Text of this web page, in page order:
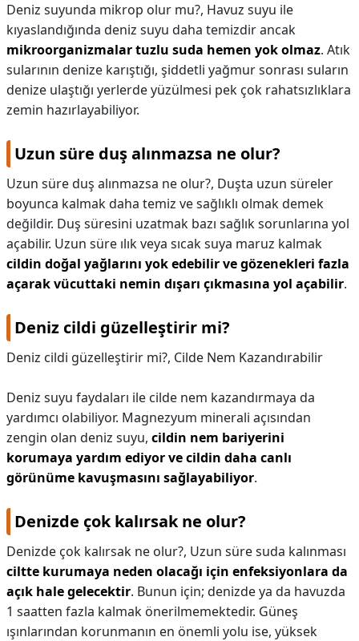
Deniz suyunda mikrop olur mu?, Havuz suyu ile
kıyaslandığında deniz suyu daha temizdir ancak
mikroorganizmalar tuzlu suda hemen yok olmaz. Atık
sularının denize karıştığı, şiddetli yağmur sonrası suların
denize ulaştığı yerlerde yüzülmesi pek çok rahatsızlıklara
zemin hazırlayabiliyor.
Uzun süre duş alınmazsa ne olur?
Uzun süre duş alınmazsa ne olur?, Duşta uzun süreler
boyunca kalmak daha temiz ve sağlıklı olmak demek
değildir. Duş süresini uzatmak bazı sağlık sorunlarına yol
açabilir. Uzun süre ılık veya sıcak suya maruz kalmak
cildin doğal yağlarını yok edebilir ve gözenekleri fazla
açarak vücuttaki nemin dışarı çıkmasına yol açabilir.
Deniz cildi güzelleştirir mi?
Deniz cildi güzelleştirir mi?, Cilde Nem Kazandırabilir
Deniz suyu faydaları ile cilde nem kazandırmaya da
yardımcı olabiliyor. Magnezyum minerali açısından
zengin olan deniz suyu, cildin nem bariyerini
korumaya yardım ediyor ve cildin daha canlı
görünüme kavuşmasını sağlayabiliyor.
Denizde çok kalırsak ne olur?
Denizde çok kalırsak ne olur?, Uzun süre suda kalınması
ciltte kurumaya neden olacağı için enfeksiyonlara da
açık hale gelecektir. Bunun için; denizde ya da havuzda
1 saatten fazla kalmak önerilmemektedir. Güneş
ışınlarından korunmanın en önemli yolu ise, yüksek